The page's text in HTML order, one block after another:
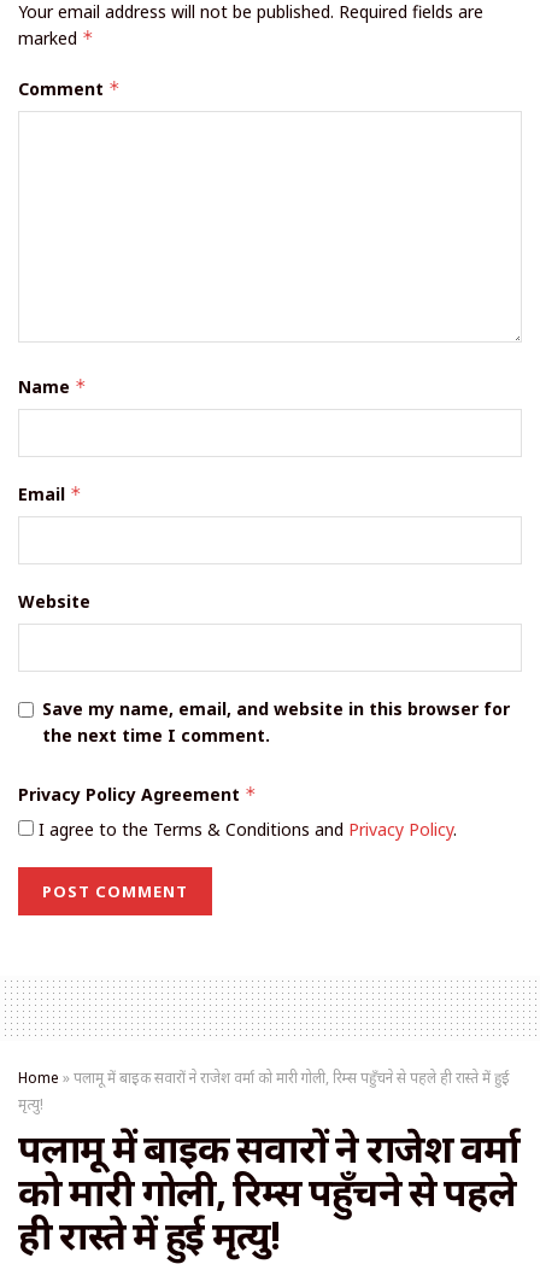
Your email address will not be published. Required fields are
marked *
Comment *
Name *
Email *
Website
Save my name, email, and website in this browser for
the next time I comment.
Privacy Policy Agreement *
I agree to the Terms & Conditions and Privacy Policy.
Home »पलामू में बाइक सवारों ने राजेश वर्मा को मारी गोली, रिम्स पहुँचने से पहले ही रास्ते में हुई
मृत्यु!
पलामू में बाइक सवारों ने राजेश वर्मा
को मारी गोली, रिम्स पहुँचने से पहले
ही रास्ते में हुई मृत्यु!